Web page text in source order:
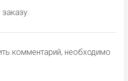
комментарий, необходимо